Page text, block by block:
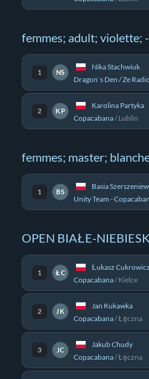
femmes; adult; violette;
1 NS
Nika Stachwiuk
Dragon`s Den / Ze
2 KP
Karolina Partyka
Copacabana/Lublin
femmes; master;
1 BS
Basia
Unity Team -
OPEN BIAŁE-
1 ŁC
Łukasz Cukrowicz
Copacabana/Kielce
2 JK
Jan Kukawka
Copacabana/Łęczna
3 JC
Jakub Chudy
Copacabana/Łęczna